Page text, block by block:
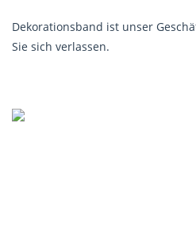
Dekorationsband ist unser
Sie sich verlassen.